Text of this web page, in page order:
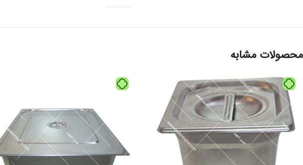
محصولات مشابه